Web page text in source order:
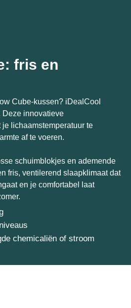
fris en
Cube-kussen? iDealCool
Deze innovatieve
lichaamstemperatuur te
af te voeren.
schuimblokjes en ademende
fris, ventilerend slaapklimaat dat
en je comfortabel laat
chemicaliën of stroom